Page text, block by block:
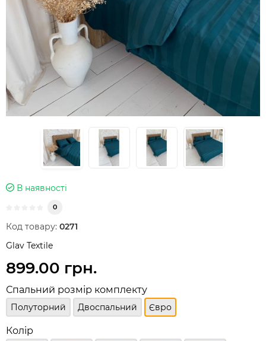
В наявності
0
Код товару: 0271
Glav Textile
899.00 грн.
Спальний розмір комплекту
Полуторний Двоспальний Євро
Колір